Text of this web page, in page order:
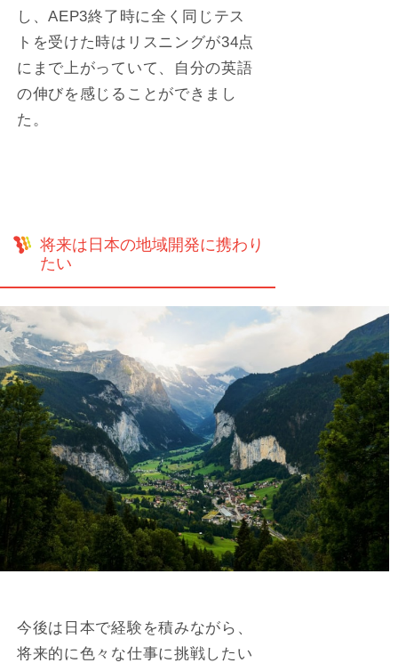
し、AEP3終了時に全く同じテス
トを受けた時はリスニングが34点
にまで上がっていて、自分の英語
の伸びを感じることができまし
た。
将来は日本の地域開発に携わり
たい
今後は日本で経験を積みながら、
将来的に色々な仕事に挑戦したい